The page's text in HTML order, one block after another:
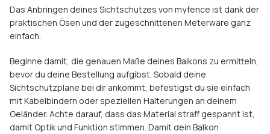
Das Anbringen deines Sichtschutzes von myfence ist dank der
praktischen Ösen und der zugeschnittenen Meterware ganz
einfach.
Beginne damit, die genauen Maße deines Balkons zu ermitteln,
bevor du deine Bestellung aufgibst. Sobald deine
Sichtschutzplane bei dir ankommt, befestigst du sie einfach
mit Kabelbindern oder speziellen Halterungen an deinem
Geländer. Achte darauf, dass das Material straff gespannt ist,
damit Optik und Funktion stimmen. Damit dein Balkon